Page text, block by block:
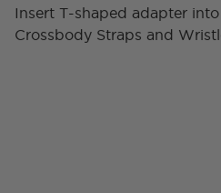
Insert T-shaped adapter
Crossbody Straps and